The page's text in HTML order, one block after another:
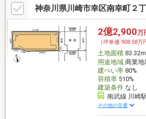
神奈川県川崎市幸区南幸町２
2億2,900万
（坪単価:908.58万
土地面積83.32m
用途地域商業地
建ぺい率80%
容積率510%
建築条件なし
南武線 川崎
その他の交通